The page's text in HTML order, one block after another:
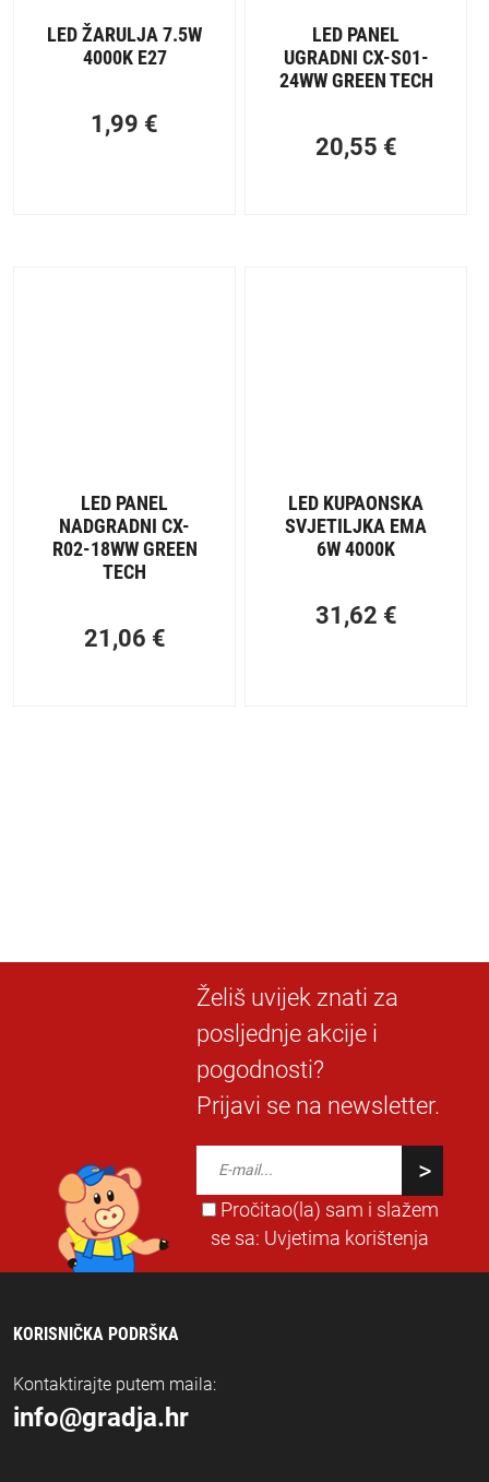
LED ŽARULJA 7.5W
4000K E27
1,99 €
LED PANEL
UGRADNI CX-S01-
24WW GREEN TECH
20,55 €
LED PANEL
NADGRADNI CX-
R02-18WW GREEN
TECH
21,06 €
LED KUPAONSKA
SVJETILJKA EMA
6W 4000K
31,62 €
Želiš uvijek znati za
posljednje akcije i
pogodnosti?
Prijavi se na newsletter.
Pročitao(la) sam i slažem
se sa: Uvjetima korištenja
KORISNIČKA PODRŠKA
Kontaktirajte putem maila:
info@gradja.hr